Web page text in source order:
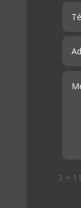
3 + 11